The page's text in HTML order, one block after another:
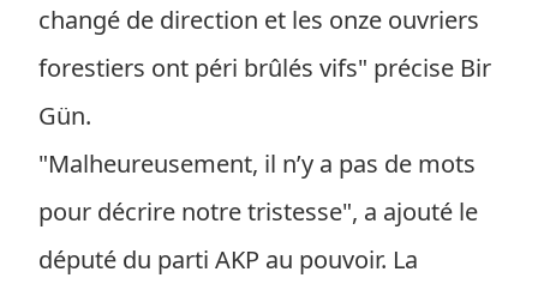
changé de direction et les onze ouvriers
forestiers ont péri brûlés vifs" précise Bir
Gün.
"Malheureusement, il n’y a pas de mots
pour décrire notre tristesse", a ajouté le
député du parti AKP au pouvoir. La